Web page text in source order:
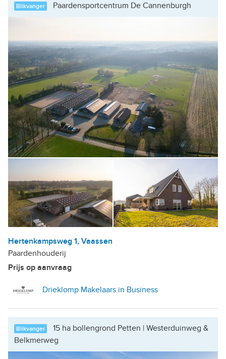
Blikvanger Paardensportcentrum De Cannenburgh
Hertenkampsweg 1, Vaassen
Paardenhouderij
Prijs op aanvraag
Drieklomp Makelaars in Business
Blikvanger
15 ha bollengrond Petten | Westerduinweg &
Belkmerweg